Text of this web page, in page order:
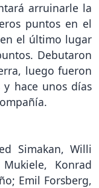
arruinarle la
puntos en el
el último lugar
Debutaron
luego fueron
hace unos días
Simakan, Willi
Konrad
Emil Forsberg,